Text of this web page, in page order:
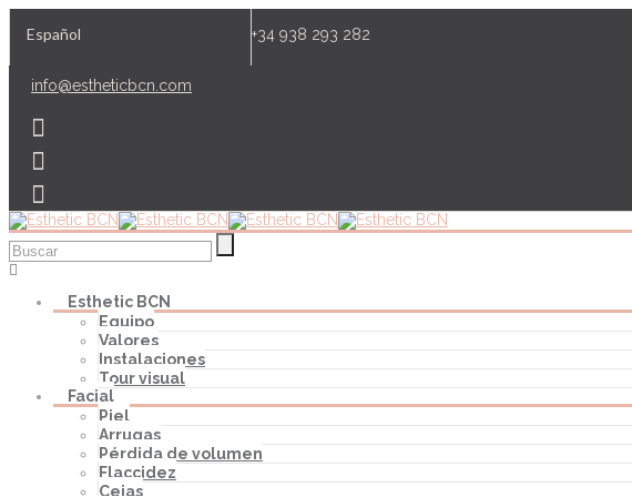
Español +34 938 293 282
info@estheticbcn.com
Esthetic BCN
Equipo
Valores
Instalaciones
Tour visual
Facial
Piel
Arrugas
Pérdida de volumen
Flaccidez
Cejas